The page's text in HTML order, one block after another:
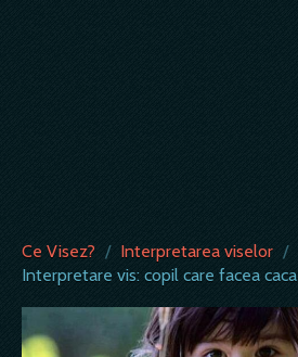
Ce Visez? / Interpretarea viselor /
Interpretare vis: copil care facea caca